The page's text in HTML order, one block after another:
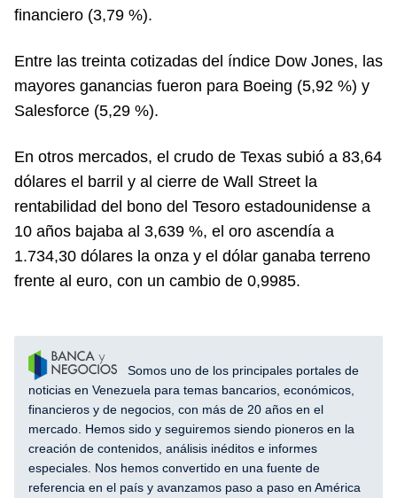
financiero (3,79 %).
Entre las treinta cotizadas del índice Dow Jones, las
mayores ganancias fueron para Boeing (5,92 %) y
Salesforce (5,29 %).
En otros mercados, el crudo de Texas subió a 83,64
dólares el barril y al cierre de Wall Street la
rentabilidad del bono del Tesoro estadounidense a
10 años bajaba al 3,639 %, el oro ascendía a
1.734,30 dólares la onza y el dólar ganaba terreno
frente al euro, con un cambio de 0,9985.
Somos uno de los principales portales de
noticias en Venezuela para temas bancarios, económicos,
financieros y de negocios, con más de 20 años en el
mercado. Hemos sido y seguiremos siendo pioneros en la
creación de contenidos, análisis inéditos e informes
especiales. Nos hemos convertido en una fuente de
referencia en el país y avanzamos paso a paso en América